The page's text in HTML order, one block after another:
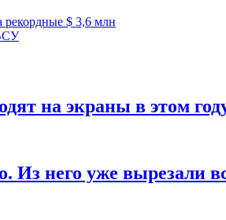
рекордные $ 3,6 млн
на экраны в этом
него уже вырезали